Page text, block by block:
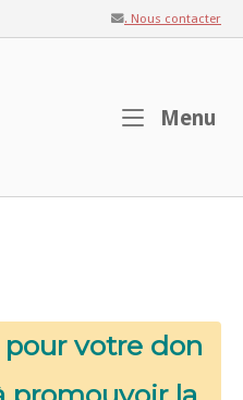
. Nous contacter
Menu
pour votre don